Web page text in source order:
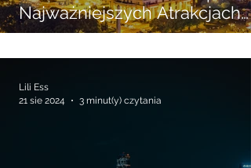
Warszawa Przewodnik po
Najważniejszych Atrakcjach
Turystycznych